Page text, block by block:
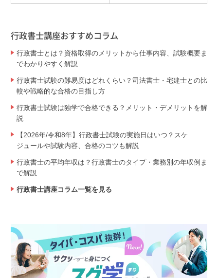
行政書士講座おすすめコラム
行政書士とは？資格取得のメリットから仕事内容、試験概要ま
でわかりやすく解説
行政書士試験の難易度はどれくらい？司法書士・宅建士との比
較や戦略的な合格の目指し方
行政書士試験は独学で合格できる？メリット・デメリットを解
説
【2026年/令和8年】行政書士試験の実施日はいつ？スケ
ジュールや試験内容、合格のコツも解説
行政書士の平均年収は？行政書士のタイプ・業務別の年収例ま
で解説
行政書士講座コラム一覧を見る